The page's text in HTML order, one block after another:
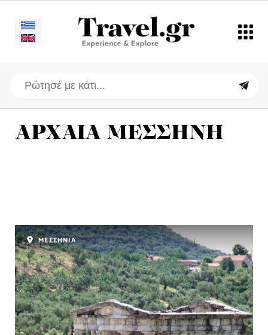
ΑΡΧΑΙΑ ΜΕΣΣΗΝΗ
ΜΕΣΣΗΝΙΑ